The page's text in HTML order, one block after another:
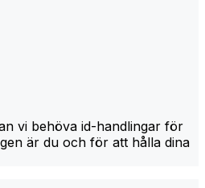
vi behöva id-handlingar för
är du och för att hålla dina